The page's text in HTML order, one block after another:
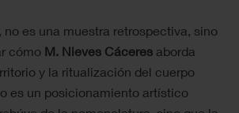
no es una muestra retrospectiva, sino
cómo M. Nieves Cáceres aborda
y la ritualización del cuerpo
es un posicionamiento artístico